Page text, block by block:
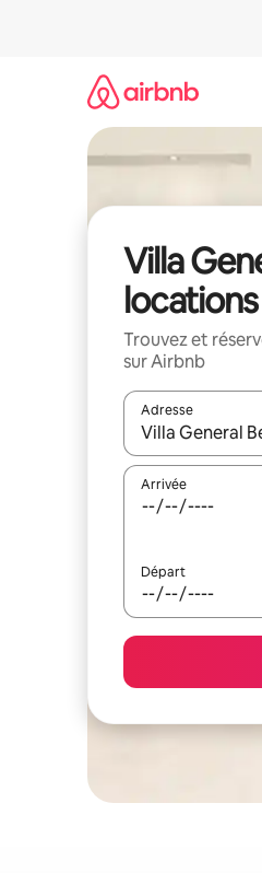
Villa
Trouvez et
sur Airbnb
Adresse
Lorsque les
Arrivée
Départ